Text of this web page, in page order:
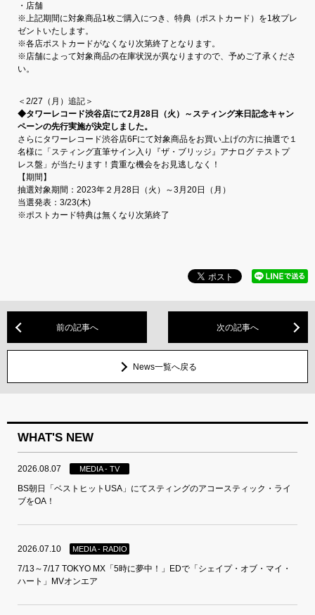
・店舗
※上記期間に対象商品1枚ご購入につき、特典（ポストカード）を1枚プレ
ゼントいたします。
※各店ポストカードがなくなり次第終了となります。
※店舗によって対象商品の在庫状況が異なりますので、予めご了承くださ
い。
＜2/27（月）追記＞
◆タワーレコード渋谷店にて2月28日（火）～スティング来日記念キャン
ペーンの先行実施が決定しました。
さらにタワーレコード渋谷店6Fにて対象商品をお買い上げの方に抽選で１
名様に「スティング直筆サイン入り『ザ・ブリッジ』アナログ テストプ
レス盤」が当たります！貴重な機会をお見逃しなく！
【期間】
抽選対象期間：2023年２月28日（火）～3月20日（月）
当選発表：3/23(木)
※ポストカード特典は無くなり次第終了
前の記事へ 次の記事へ
News一覧へ戻る
WHAT'S NEW
2026.08.07 MEDIA - TV
BS朝日「ベストヒットUSA」にてスティングのアコースティック・ライ
ブをOA！
2026.07.10 MEDIA - RADIO
7/13～7/17 TOKYO MX「5時に夢中！」EDで「シェイプ・オブ・マイ・
ハート」MVオンエア